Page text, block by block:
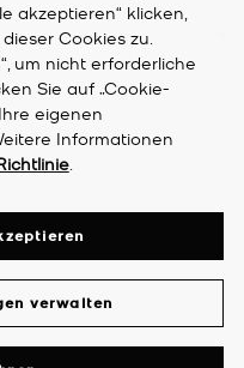
akzeptieren“ klicken,
Cookies zu.
um nicht erforderliche
Sie auf „Cookie-
eigenen
Informationen
.
verwalten